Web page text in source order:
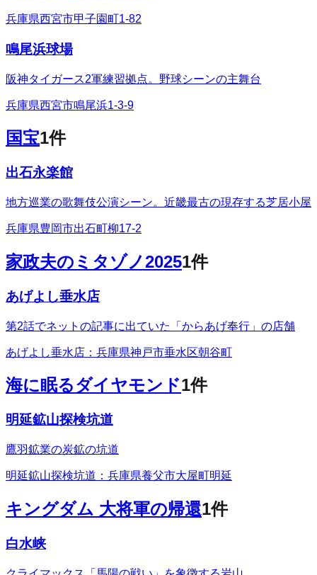
兵庫県西宮市甲子園町1-82
鳴尾浜球場
阪神タイガース2軍練習拠点。野球シーンの主舞台
兵庫県西宮市鳴尾浜1-3-9
国宝1件
出石永楽館
地方巡業の歌舞伎公演シーン。近畿最古の現存する芝居小屋
兵庫県豊岡市出石町柳17-2
家政夫のミタゾノ20251件
あげよし垂水店
第2話でネットの記事に出ていた「からあげ奉行」の店舗
あげよし垂水店：兵庫県神戸市垂水区朝谷町
海に眠るダイヤモンド1件
明延鉱山探検坑道
鷹羽鉱業の炭鉱の坑道
明延鉱山探検坑道：兵庫県養父市大屋町明延
キングダム 大将軍の帰還1件
白水峡